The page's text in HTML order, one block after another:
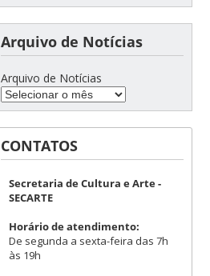
Arquivo de Notícias
Arquivo de Notícias
CONTATOS
Secretaria de Cultura e Arte -
SECARTE
Horário de atendimento:
De segunda a sexta-feira das 7h
às 19h